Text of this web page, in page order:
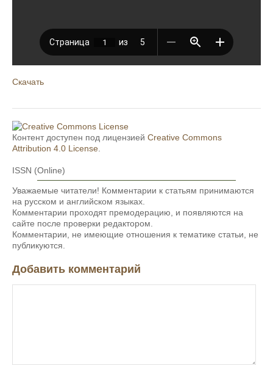
Скачать
Контент доступен под лицензией Creative Commons
Attribution 4.0 License
ISSN (Online)
Уважаемые читатели! Комментарии к статьям принимаются
на русском и английском языках.
Комментарии проходят премодерацию, и появляются на
сайте после проверки редактором.
Комментарии, не имеющие отношения к тематике статьи, не
публикуются.
Добавить комментарий